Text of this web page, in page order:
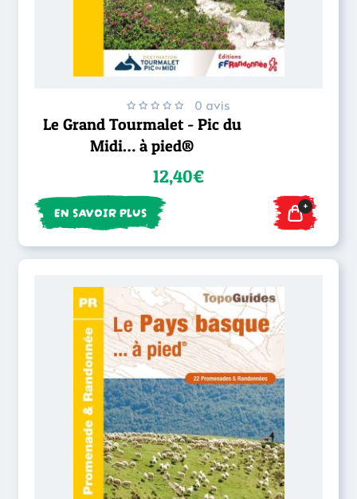
0 avis
Le Grand Tourmalet - Pic du
Midi… à pied®
12,40€
EN SAVOIR PLUS +